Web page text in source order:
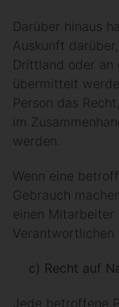
Darüber hinaus
Auskunft
Drittland oder an
übermittelt
Person das
im
werden.
Wenn eine
Gebrauch
einen Mitarbeiter
Verantwortlichen
c) Recht auf
Jede betroffene